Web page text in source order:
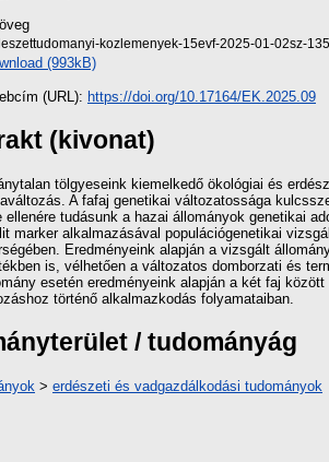
kozlemenyek-15evf-2025-01-02sz-
(993kB)
(URL): https://doi.org/10.17164/EK.2025.09
(kivonat)
tölgyeseink kiemelkedő ökológiai és
A fafaj genetikai változatossága
ellenére tudásunk a hazai állományok genetikai
marker alkalmazásával populációgenetikai
Eredményeink alapján a vizsgált
is, vélhetően a változatos domborzati és
esetén eredményeink alapján a két faj
történő alkalmazkodás folyamataiban.
/ tudományág
> erdészeti és vadgazdálkodási tudományok